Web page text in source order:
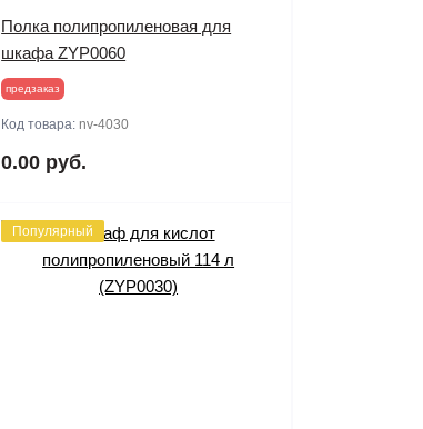
Полка полипропиленовая для
шкафа ZYP0060
предзаказ
Код товара:nv-4030
0.00 руб.
Популярный